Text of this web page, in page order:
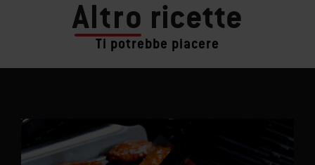
Altro ricette
Ti potrebbe piacere